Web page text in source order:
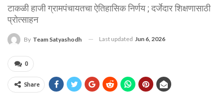
टाकळी हाजी ग्रामपंचायतचा ऐतिहासिक निर्णय ; दर्जेदार शिक्षणासाठी
प्रोत्साहन
By Team Satyashodh Last updated Jun 6, 2026
0
Share